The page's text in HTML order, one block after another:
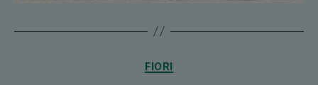
Categories
FIORI